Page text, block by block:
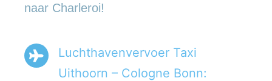
naar Charleroi!
Luchthavenvervoer Taxi
Uithoorn – Cologne Bonn: